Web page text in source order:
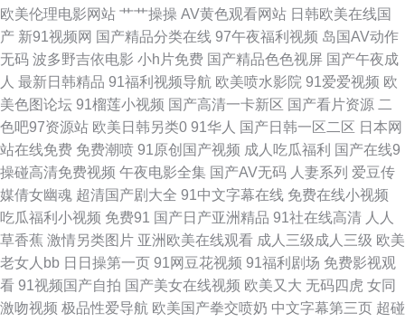
蕉视频网页版 91视频导航 肏屄论坛 国产微拍在线 玖玖精品 日韩黄色AV
欧美性爱 高清91ncn 久草探花 欧美做爱直播 伪娘人妖中文网址 91成年进入
欧美伦理电影网站 艹艹操操 AV黄色观看网站 日韩欧美在线国
产 新91视频网 国产精品分类在线 97午夜福利视频 岛国AV动作
无码 波多野吉依电影 小h片免费 国产精品色色视屏 国产午夜成
人 最新日韩精品 91福利视频导航 欧美喷水影院 91爱爱视频 欧
美色图论坛 91榴莲小视频 国产高清一卡新区 国产看片资源 二
色吧97资源站 欧美日韩另类0 91华人 国产日韩一区二区 日本网
站在线免费 免费潮喷 91原创国产视频 成人吃瓜福利 国产在线9
操碰高清免费视频 午夜电影全集 国产AV无码 人妻系列 爱豆传
媒倩女幽魂 超清国产剧大全 91中文字幕在线 免费在线小视频
吃瓜福利小视频 免费91 国产日产亚洲精品 91社在线高清 人人
草香蕉 激情另类图片 亚洲欧美在线观看 成人三级成人三级 欧美
老女人bb 日日操第一页 91网豆花视频 91福利剧场 免费影视观
看 91视频国产自拍 国产美女在线视频 欧美又大 无码四虎 女同
激吻视频 极品性爱导航 欧美国产拳交喷奶 中文字幕第三页 超碰